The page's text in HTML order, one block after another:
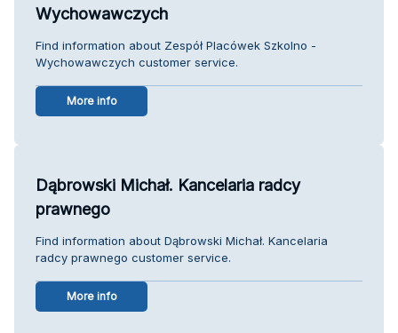
Wychowawczych
Find information about Zespół Placówek Szkolno -
Wychowawczych customer service.
More info
Dąbrowski Michał. Kancelaria radcy
prawnego
Find information about Dąbrowski Michał. Kancelaria
radcy prawnego customer service.
More info